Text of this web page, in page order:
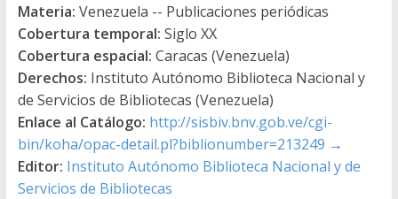
Materia: Venezuela -- Publicaciones periódicas
Cobertura temporal: Siglo XX
Cobertura espacial: Caracas (Venezuela)
Derechos: Instituto Autónomo Biblioteca Nacional y
de Servicios de Bibliotecas (Venezuela)
Enlace al Catálogo: http://sisbiv.bnv.gob.ve/cgi-
bin/koha/opac-detail.pl?biblionumber=213249 →
Editor: Instituto Autónomo Biblioteca Nacional y de
Servicios de Bibliotecas